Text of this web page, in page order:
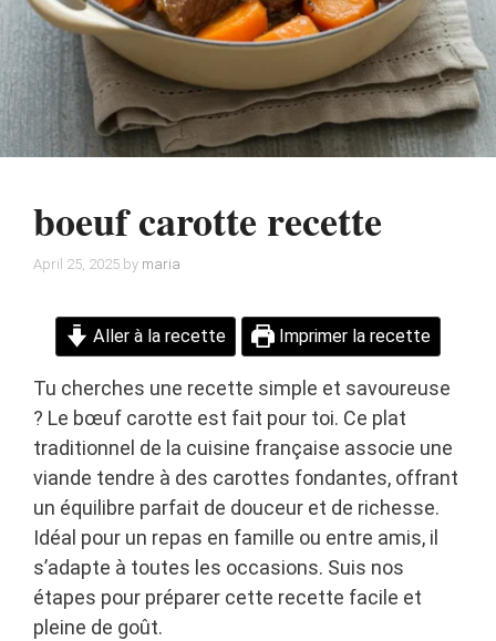
boeuf carotte recette
April 25, 2025 by maria
Aller à la recette Imprimer la recette
Tu cherches une recette simple et savoureuse
? Le bœuf carotte est fait pour toi. Ce plat
traditionnel de la cuisine française associe une
viande tendre à des carottes fondantes, offrant
un équilibre parfait de douceur et de richesse.
Idéal pour un repas en famille ou entre amis, il
s’adapte à toutes les occasions. Suis nos
étapes pour préparer cette recette facile et
pleine de goût.